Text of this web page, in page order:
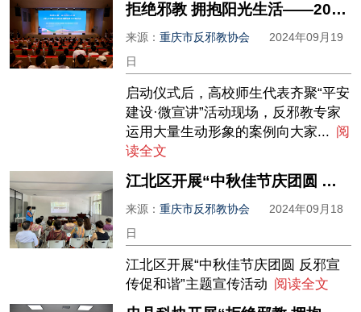
拒绝邪教 拥抱阳光生活——2024年重庆市防范邪教宣传月活动启动
来源：重庆市反邪教协会
2024年09月19
日
启动仪式后，高校师生代表齐聚“平安
建设·微宣讲”活动现场，反邪教专家
运用大量生动形象的案例向大家... 阅
读全文
江北区开展“中秋佳节庆团圆 反邪宣传促和谐”主题宣传活动
来源：重庆市反邪教协会
2024年09月18
日
江北区开展“中秋佳节庆团圆 反邪宣
传促和谐”主题宣传活动 阅读全文